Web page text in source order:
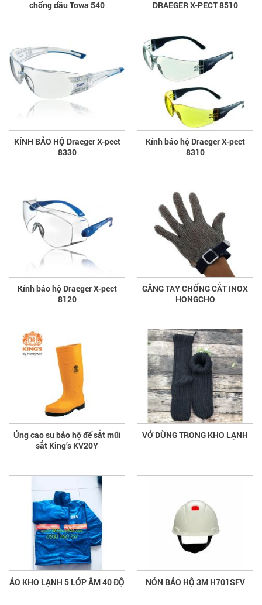
chống dầu Towa 540
DRAEGER X-PECT 8510
KÍNH BẢO HỘ Draeger X-pect
8330
Kính bảo hộ Draeger X-pect
8310
Kính bảo hộ Draeger X-pect
8120
GĂNG TAY CHỐNG CẮT INOX
HONGCHO
Ủng cao su bảo hộ đế sắt mũi
sắt King’s KV20Y
VỚ DÙNG TRONG KHO LẠNH
ÁO KHO LẠNH 5 LỚP ÂM 40 ĐỘ NÓN BẢO HỘ 3M H701SFV